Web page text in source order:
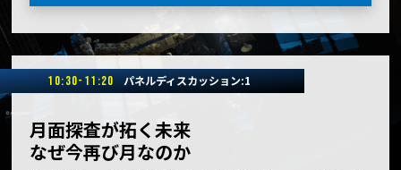
10:30-11:20 パネルディスカッション:1
月面探査が拓く未来
なぜ今再び月なのか